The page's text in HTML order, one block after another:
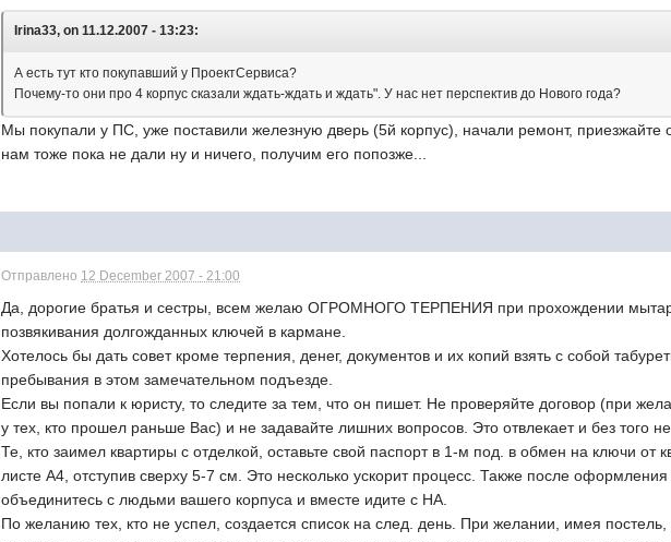
Irina33, on 11.12.2007 - 13:23:
А есть тут кто покупавший у ПроектСервиса?
Почему-то они про 4 корпус сказали ждать-ждать и ждать". У нас нет перспектив до Нового года?
Мы покупали у ПС, уже поставили железную дверь (5й корпус), начали ремонт, приезжайте
нам тоже пока не дали ну и ничего, получим его попозже...
Отправлено 12 December 2007 - 21:00
Да, дорогие братья и сестры, всем желаю ОГРОМНОГО ТЕРПЕНИЯ при прохождении
позвякивания долгожданных ключей в кармане.
Хотелось бы дать совет кроме терпения, денег, документов и их копий взять с собой
пребывания в этом замечательном подъезде.
Если вы попали к юристу, то следите за тем, что он пишет. Не проверяйте договор (при
у тех, кто прошел раньше Вас) и не задавайте лишних вопросов. Это отвлекает и без того
Те, кто заимел квартиры с отделкой, оставьте свой паспорт в 1-м под. в обмен на ключи от
листе А4, отступив сверху 5-7 см. Это несколько ускорит процесс. Также после
объединитесь с людьми вашего корпуса и вместе идите с НА.
По желанию тех, кто не успел, создается список на след. день. При желании, имея